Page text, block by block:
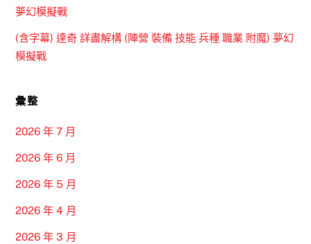
夢幻模擬戰
(含字幕) 達奇 詳盡解構 (陣營 裝備 技能 兵種 職業 附魔) 夢幻
模擬戰
彙整
2026 年 7 月
2026 年 6 月
2026 年 5 月
2026 年 4 月
2026 年 3 月